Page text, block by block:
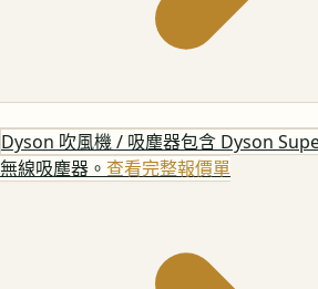
Dyson 吹風機 / 吸塵器包含 Dyson
無線吸塵器。 查看完整報價單